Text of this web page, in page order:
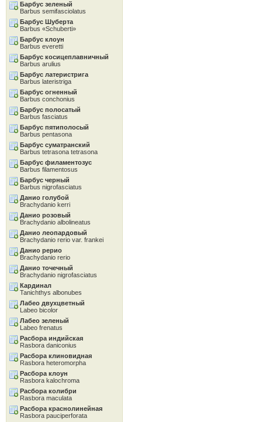
Барбус зеленый
Barbus semifasciolatus
Барбус Шуберта
Barbus «Schuberti»
Барбус клоун
Barbus everetti
Барбус косицеплавничный
Barbus arulius
Барбус латеристрига
Barbus lateristriga
Барбус огненный
Barbus conchonius
Барбус полосатый
Barbus fasciatus
Барбус пятиполосый
Barbus pentasona
Барбус суматранский
Barbus tetrasona tetrasona
Барбус филаментозус
Barbus filamentosus
Барбус черный
Barbus nigrofasciatus
Данио голубой
Brachydanio kerri
Данио розовый
Brachydanio albolineatus
Данио леопардовый
Brachydanio rerio var. frankei
Данио рерио
Brachydanio rerio
Данио точечный
Brachydanio nigrofasciatus
Кардинал
Tanichthys albonubes
Лабео двухцветный
Labeo bicolor
Лабео зеленый
Labeo frenatus
Расбора индийская
Rasbora daniconius
Расбора клиновидная
Rasbora heteromorpha
Расбора клоун
Rasbora kalochroma
Расбора колибри
Rasbora maculata
Расбора краснолинейная
Rasbora pauciperforata